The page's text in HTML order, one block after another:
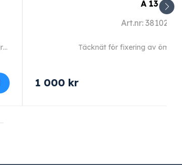
Anslutningskabel typ 2 för anslutning av en maskin med seriellt gränssnitt till en dator.
A 13
Art.nr: 3810200
Täcknät för fixering av
1 000 kr